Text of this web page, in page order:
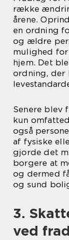
række
årene.
en ordning
og ældre
mulighed
hjem. Det
ordning, der
Senere blev
kun
også
af fysiske
gjorde det
borgere at
og dermed
og sund
3.
ved